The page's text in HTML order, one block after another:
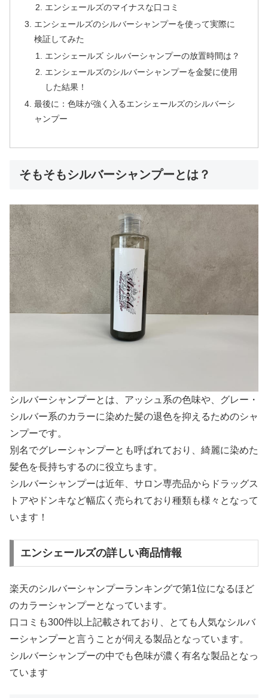
エンシェールズのマイナスな口コミ
エンシェールズのシルバーシャンプーを使って実際に
検証してみた
エンシェールズ シルバーシャンプーの放置時間は？
エンシェールズのシルバーシャンプーを金髪に使用
した結果！
最後に：色味が強く入るエンシェールズのシルバーシ
ャンプー
そもそもシルバーシャンプーとは？
シルバーシャンプーとは、アッシュ系の色味や、グレー・
シルバー系のカラーに染めた髪の退色を抑えるためのシャ
ンプーです。
別名でグレーシャンプーとも呼ばれており、綺麗に染めた
髪色を長持ちするのに役立ちます。
シルバーシャンプーは近年、サロン専売品からドラッグス
トアやドンキなど幅広く売られており種類も様々となって
います！
エンシェールズの詳しい商品情報
楽天のシルバーシャンプーランキングで第1位になるほど
のカラーシャンプーとなっています。
口コミも300件以上記載されており、とても人気なシルバ
ーシャンプーと言うことが伺える製品となっています。
シルバーシャンプーの中でも色味が濃く有名な製品となっ
ています